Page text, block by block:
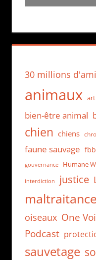
30 millions
animaux
bien-être animal
chien chiens
faune sauvage fbb
gouvernance Humane
interdiction justice
oiseaux One
Podcast
sauvetage